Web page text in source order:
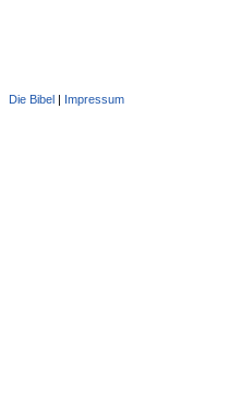
Die Bibel Impressum